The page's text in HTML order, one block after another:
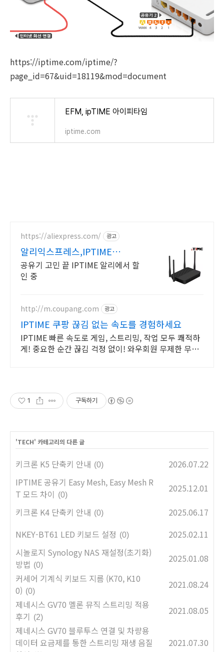
https://iptime.com/iptime/?
page_id=67&uid=18119&mod=document
EFM, ipTIME 아이피타임
iptime.com
https://aliexpress.com/ 광고
알리익스프레스,IPTIME
ipTIME 알리쇼핑 공유기
공유기 고민 끝 IPTIME 알리에서 할
인 중
http://m.coupang.com 광고
IPTIME 쿠팡 끊김 없는 속도를 경험하세요
IPTIME 빠른 속도로 게임, 스트리밍, 작업 모두 쾌적하
게! 중요한 순간 끊김 걱정 없이! 와우회원 무제한 무료
1 구독하기
'TECH' 카테고리의 다른 글
키크론 K5 단축키 안내 (0)
2026.07.22
IPTIME 공유기 Easy Mesh, Easy Mesh R
T 모드 차이 (0)
2025.12.01
키크론 K4 단축키 안내 (0)
2025.06.17
NKEY-BT61 LED 키보드 설정 (0)
2025.02.11
시놀로지 Synology NAS 재설정(초기화)
방법 (0)
2025.01.08
커세어 기계식 키보드 지름 (K70, K10
0) (0)
2021.08.24
제네시스 GV70 멜론 뮤직 스트리밍 적용
후기 (2)
2021.08.05
제네시스 GV70 블루투스 연결 및 차량용
데이터 요금제를 통한 스트리밍 재생 음질
2021.07.30